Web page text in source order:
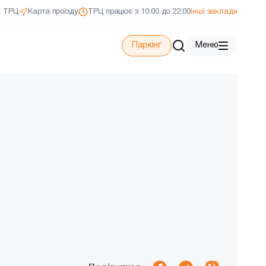
ТРЦ Карта проїзду ТРЦ працює з 10:00 до 22:00інші заклади
Паркінг Меню